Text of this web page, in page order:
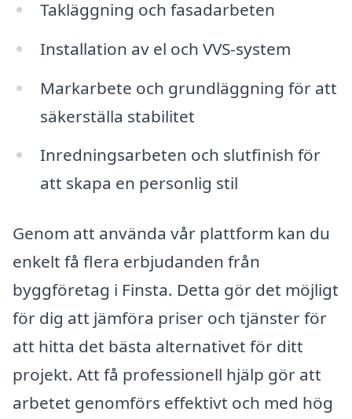
Takläggning och fasadarbeten
Installation av el och VVS-system
Markarbete och grundläggning för att
säkerställa stabilitet
Inredningsarbeten och slutfinish för
att skapa en personlig stil
Genom att använda vår plattform kan du
enkelt få flera erbjudanden från
byggföretag i Finsta. Detta gör det möjligt
för dig att jämföra priser och tjänster för
att hitta det bästa alternativet för ditt
projekt. Att få professionell hjälp gör att
arbetet genomförs effektivt och med hög